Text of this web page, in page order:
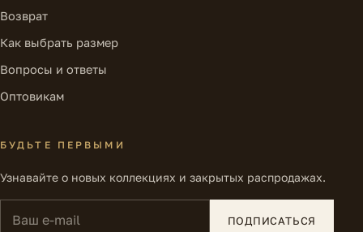
Возврат
Как выбрать размер
Вопросы и ответы
Оптовикам
БУДЬТЕ ПЕРВЫМИ
Узнавайте о новых коллекциях и закрытых распродажах.
ПОДПИСАТЬСЯ